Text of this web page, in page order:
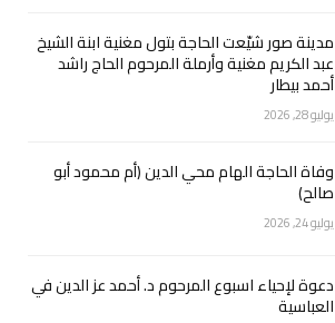
مدينة صور شيّعت الحاجة بتول مغنية ابنة الشيخ
عبد الكريم مغنية وأرملة المرحوم الحاج راشد
أحمد بيطار
يوليو 28, 2026
وفاة الحاجة الهام محي الدين (أم محمود أبو
صالح)
يوليو 24, 2026
دعوة لإحياء اسبوع المرحوم د. أحمد عز الدين في
العباسية